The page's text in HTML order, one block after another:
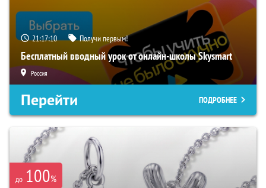
21:17:09 Получи первым!
Бесплатный вводный урок от онлайн-школы Skysmart
Россия
Перейти ПОДРОБНЕЕ
до 100%